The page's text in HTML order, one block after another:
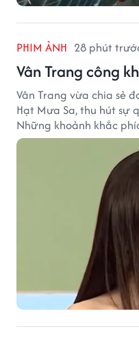
PHIM ẢNH 28 phút
Vân Trang công
Vân Trang vừa chia sẻ
Hạt Mưa Sa, thu hút sự
Những khoảnh khắc
cảm đặc biệt mà nữ